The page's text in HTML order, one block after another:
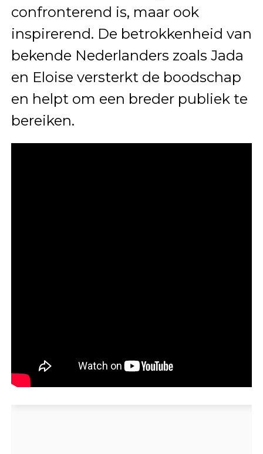
confronterend is, maar ook
inspirerend. De betrokkenheid van
bekende Nederlanders zoals Jada
en Eloise versterkt de boodschap
en helpt om een breder publiek te
bereiken.